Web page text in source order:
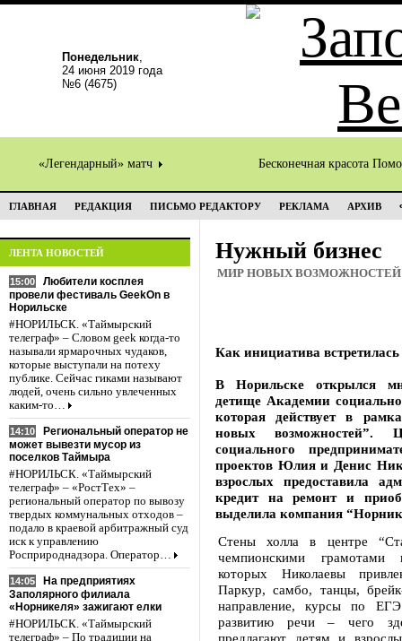
Понедельник,
24 июня 2019 года
№6 (4675)
«Легендарный» матч Бесконечная красота
ГЛАВНАЯ РЕДАКЦИЯ ПИСЬМО РЕДАКТОРУ РЕКЛАМА АРХИВ
ЛЕНТА НОВОСТЕЙ
15:00
Любители косплея
провели фестиваль GeekOn в
Норильске
#НОРИЛЬСК. «Таймырский
телеграф» – Словом geek когда-то
называли ярмарочных чудаков,
которые выступали на потеху
публике. Сейчас гиками называют
людей, очень сильно увлеченных
каким-то…
14:10
Региональный оператор не
может вывезти мусор из
поселков Таймыра
#НОРИЛЬСК. «Таймырский
телеграф» – «РостТех» –
региональный оператор по вывозу
твердых коммунальных отходов –
подало в краевой арбитражный суд
иск к управлению
Росприроднадзора. Оператор…
14:05
На предприятиях
Заполярного филиала
«Норникеля» зажигают елки
#НОРИЛЬСК. «Таймырский
телеграф» – По традиции на
Нужный бизнес
МИР НОВЫХ ВОЗМОЖНОСТЕЙ
Как инициатива
В Норильске открылся
детище Академии
которая действует в
новых возможностей”.
социального
проектов Юлия и Денис
взрослых предоставила
кредит на ремонт и
выделила компания
Стены холла в центре
чемпионскими грамотами
которых Николаевы
Паркур, самбо, танцы,
направление, курсы по
развитию речи – чего
предлагают детям и